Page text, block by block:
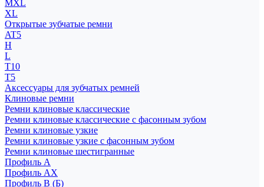
MXL
XL
Открытые зубчатые ремни
AT5
H
L
T10
T5
Аксессуары для зубчатых ремней
Клиновые ремни
Ремни клиновые классические
Ремни клиновые классические с фасонным зубом
Ремни клиновые узкие
Ремни клиновые узкие с фасонным зубом
Ремни клиновые шестигранные
Профиль A
Профиль AX
Профиль B (Б)